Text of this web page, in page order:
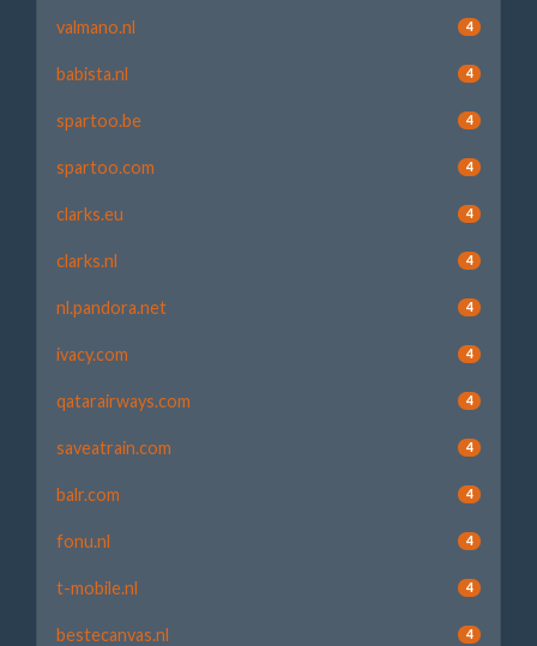
valmano.nl 4
babista.nl 4
spartoo.be 4
spartoo.com 4
clarks.eu 4
clarks.nl 4
nl.pandora.net 4
ivacy.com 4
qatarairways.com 4
saveatrain.com 4
balr.com 4
fonu.nl 4
t-mobile.nl 4
bestecanvas.nl 4